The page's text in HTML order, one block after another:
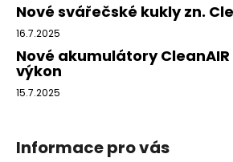
Nové svářečské kukly zn.
16.7.2025
Nové akumulátory
výkon
15.7.2025
Informace pro vás